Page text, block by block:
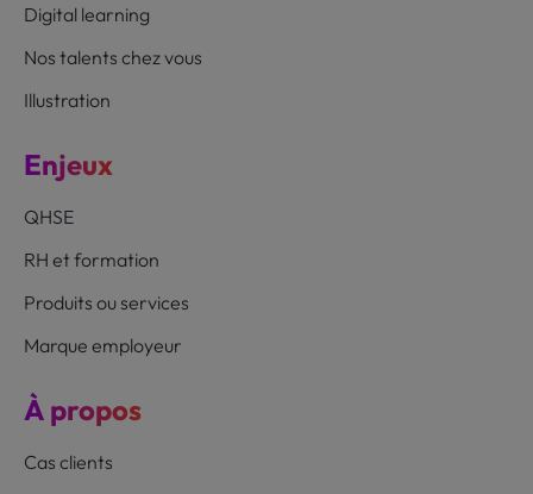
Digital learning
Nos talents chez vous
Illustration
Enjeux
QHSE
RH et formation
Produits ou services
Marque employeur
À propos
Cas clients